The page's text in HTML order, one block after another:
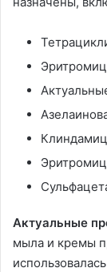
Актуальные
мыла и кремы